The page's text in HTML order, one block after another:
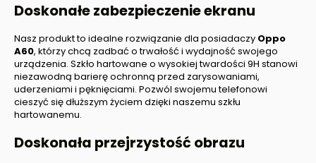
Doskonałe zabezpieczenie ekranu
Nasz produkt to idealne rozwiązanie dla posiadaczy Oppo
A60, którzy chcą zadbać o trwałość i wydajność swojego
urządzenia. Szkło hartowane o wysokiej twardości 9H stanowi
niezawodną barierę ochronną przed zarysowaniami,
uderzeniami i pęknięciami. Pozwól swojemu telefonowi
cieszyć się dłuższym życiem dzięki naszemu szkłu
hartowanemu.
Doskonała przejrzystość obrazu